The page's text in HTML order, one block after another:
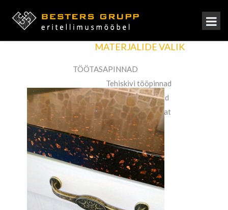
TÖÖPINDASID VALMISTAME
TÄISPUIDUST TEHISKIVINI
MATERJALIDE VALIK
TÖÖTASAPINNAD
Tehiskivi tööpinnad
Täispuit tööpinnad
Kõrgsurvelaminaat
ESIPANEELID, UKSED
KARKASSID
TAGASEINAD
FURNITUUR
KÖÖGITEHNIKA
VALAMUD JA SEGISTID